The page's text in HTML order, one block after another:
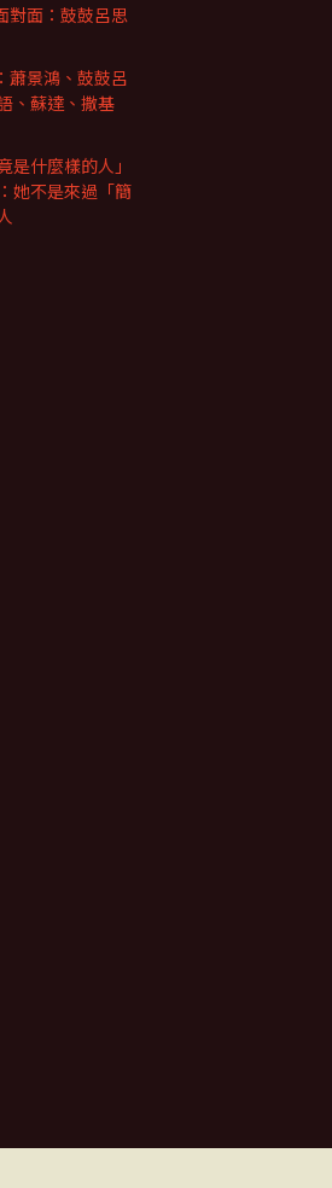
對面：鼓鼓呂思
蕭景鴻、鼓鼓呂
、蘇達、撒基
是什麼樣的人」
她不是來過「簡